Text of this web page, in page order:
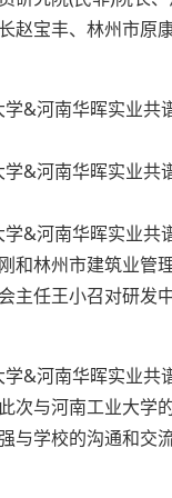
赵宝丰、林州市原
州市建筑业管
主任王小召对研发
河南工业大学的
与学校的沟通和交